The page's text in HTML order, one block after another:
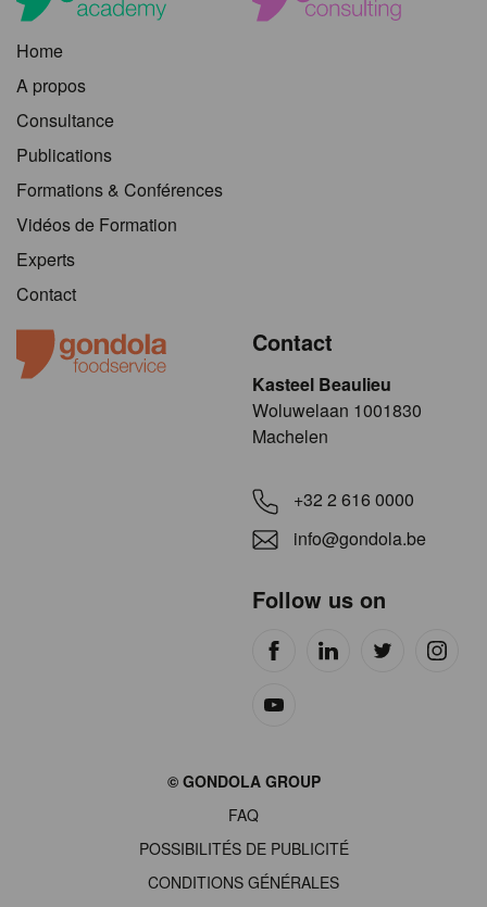
Home
A propos
Consultance
Publications
Formations & Conférences
Vidéos de Formation
Experts
Contact
Contact
Kasteel Beaulieu
​​​Woluwelaan 1001830
Machelen
+32 2 616 0000
info@gondola.be
Follow us on
© GONDOLA GROUP
FAQ
POSSIBILITÉS DE PUBLICITÉ
CONDITIONS GÉNÉRALES